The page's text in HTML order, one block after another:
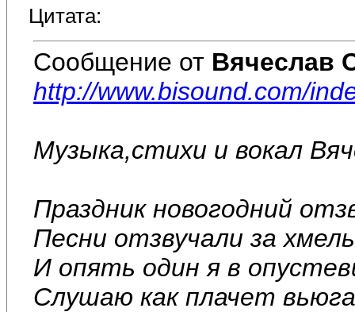
Цитата:
Сообщение от Вячеслав
http://www.bisound.com/
Музыка,стихи и вокал
Праздник новогодний
Песни отзвучали за
И опять один я в
Слушаю как плачет